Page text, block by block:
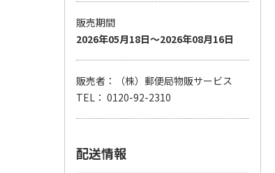
【グリーティング切
販売期間
2026年05月18日～2026年08月16日
販売者：（株）郵便局物販サービス
TEL： 0120-92-2310
配送情報